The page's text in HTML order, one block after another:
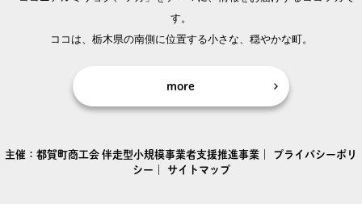
す。
ココは、栃木県の南側に位置する小さな、穏やかな町。
more
主催： 都賀町商工会 伴走型小規模事業者支援推進事業｜
プライバシーポリ
シー
サイトマップ